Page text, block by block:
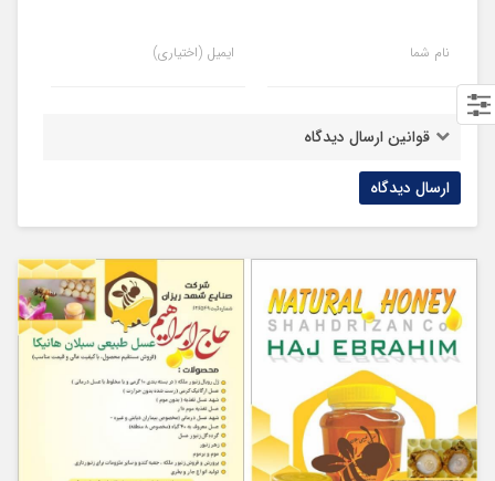
نام شما ایمیل (اختیاری)
قوانین ارسال دیدگاه